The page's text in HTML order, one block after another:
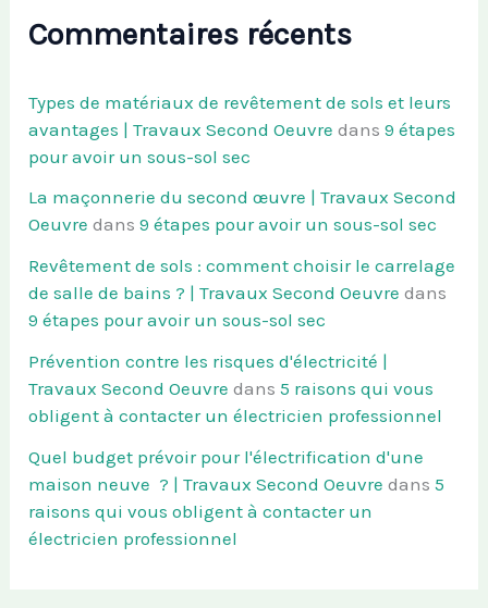
Commentaires récents
Types de matériaux de revêtement de sols et leurs
avantages | Travaux Second Oeuvre dans9 étapes
pour avoir un sous-sol sec
La maçonnerie du second œuvre | Travaux Second
Oeuvre dans9 étapes pour avoir un sous-sol sec
Revêtement de sols : comment choisir le carrelage
de salle de bains ? | Travaux Second Oeuvre dans
9 étapes pour avoir un sous-sol sec
Prévention contre les risques d'électricité |
Travaux Second Oeuvre dans5 raisons qui vous
obligent à contacter un électricien professionnel
Quel budget prévoir pour l'électrification d'une
maison neuve ? | Travaux Second Oeuvre dans5
raisons qui vous obligent à contacter un
électricien professionnel